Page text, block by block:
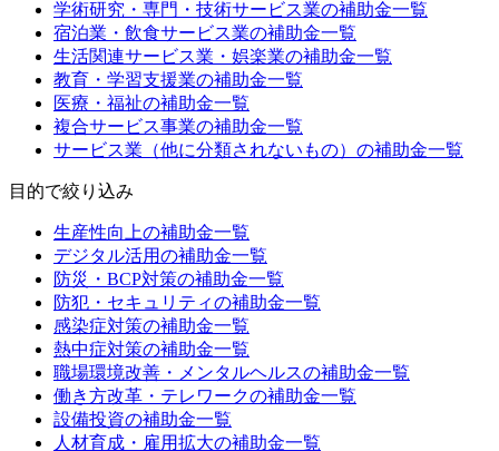
学術研究・専門・技術サービス業の補助金一覧
宿泊業・飲食サービス業の補助金一覧
生活関連サービス業・娯楽業の補助金一覧
教育・学習支援業の補助金一覧
医療・福祉の補助金一覧
複合サービス事業の補助金一覧
サービス業（他に分類されないもの） の補助金一覧
目的で絞り込み
生産性向上の補助金一覧
デジタル活用の補助金一覧
防災・BCP対策の補助金一覧
防犯・セキュリティの補助金一覧
感染症対策の補助金一覧
熱中症対策の補助金一覧
職場環境改善・メンタルヘルスの補助金一覧
働き方改革・テレワークの補助金一覧
設備投資の補助金一覧
人材育成・雇用拡大の補助金一覧